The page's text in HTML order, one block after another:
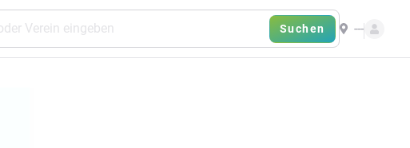
Suchen ---